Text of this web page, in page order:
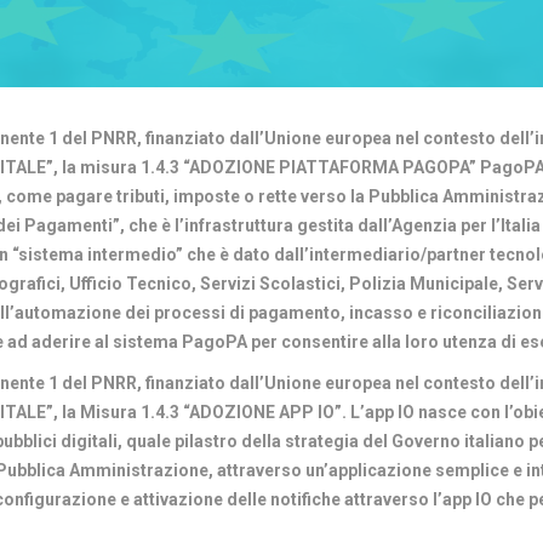
1 del PNRR, finanziato dall’Unione europea nel contesto
la misura 1.4.3 “ADOZIONE PIATTAFORMA PAGOPA”
pagare tributi, imposte o rette verso la Pubblica
Pagamenti”, che è l’infrastruttura gestita dall’Agenzia per
“sistema intermedio” che è dato dall’intermediario/partner
Ufficio Tecnico, Servizi Scolastici, Polizia Municipale,
dei processi di pagamento, incasso e
aderire al sistema PagoPA per consentire alla loro utenza di
1 del PNRR, finanziato dall’Unione europea nel contesto
la Misura 1.4.3 “ADOZIONE APP IO”. L’app IO nasce con
digitali, quale pilastro della strategia del Governo italiano
Amministrazione, attraverso un’applicazione semplice e
e attivazione delle notifiche attraverso l’app IO che